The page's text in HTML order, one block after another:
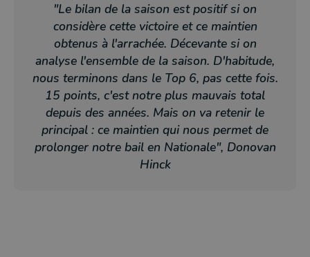
"Le bilan de la saison est positif si on
considère cette victoire et ce maintien
obtenus à l'arrachée. Décevante si on
analyse l'ensemble de la saison. D'habitude,
nous terminons dans le Top 6, pas cette fois.
15 points, c'est notre plus mauvais total
depuis des années. Mais on va retenir le
principal : ce maintien qui nous permet de
prolonger notre bail en Nationale", Donovan
Hinck